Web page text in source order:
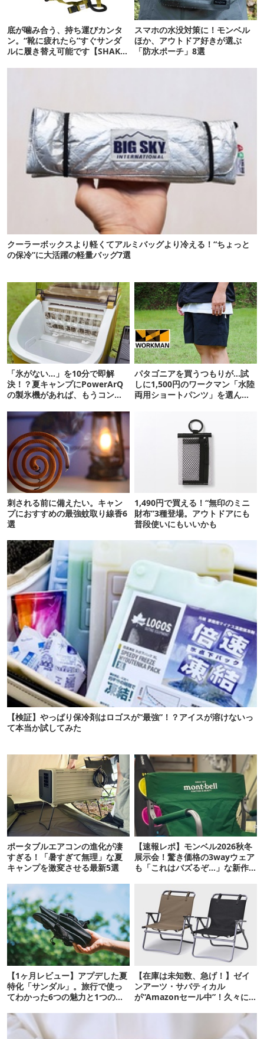
底が噛み合う、持ち運びカンタ
ン。“靴に疲れたら”すぐサンダ
ルに履き替え可能です【SHAKA
スマホの水没対策に！モンベル
ほか、アウトドア好きが選ぶ
「防水ポーチ」8選
クーラーボックスより軽くてアルミバッグより冷える！“ちょっと
の保冷”に大活躍の軽量バッグ7選
「氷がない…」を10分で即解
決！？夏キャンプにPowerArQ
の製氷機があれば、もうコンビ
パタゴニアを買うつもりが…試
しに1,500円のワークマン「水陸
両用ショートパンツ」を選んだ
刺される前に備えたい。キャン
プにおすすめの最強蚊取り線香6
選
1,490円で買える！“無印のミニ
財布”3種登場。アウトドアにも
普段使いにもいいかも
【検証】やっぱり保冷剤はロゴスが“最強”！？アイスが溶けないっ
て本当か試してみた
ポータブルエアコンの進化が凄
すぎる！「暑すぎて無理」な夏
キャンプを激変させる最新5選
【速報レポ】モンベル2026秋冬
展示会！驚き価格の3wayウェア
も「これはバズるぞ…」な新作
【1ヶ月レビュー】アプデした夏
特化「サンダル」。旅行で使っ
てわかった6つの魅力と1つの注
【在庫は未知数、急げ！】ゼイ
ンアーツ・サバティカル
が“Amazonセール中”！久々に